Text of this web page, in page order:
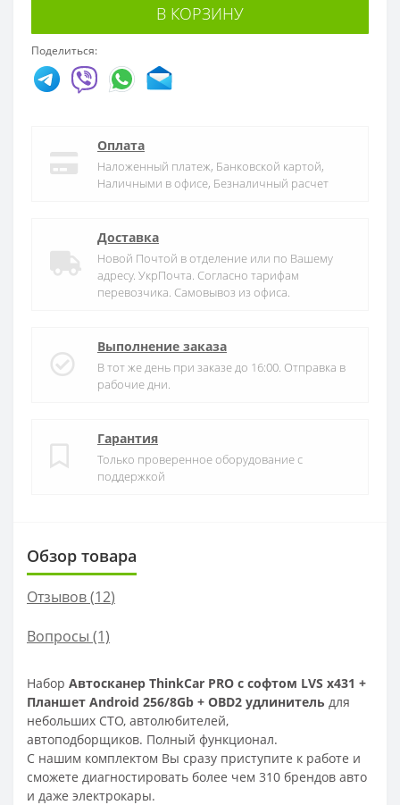
В КОРЗИНУ
Поделиться:
Оплата
Наложенный платеж, Банковской картой,
Наличными в офисе, Безналичный расчет
Доставка
Новой Почтой в отделение или по Вашему
адресу. УкрПочта. Согласно тарифам
перевозчика. Самовывоз из офиса.
Выполнение заказа
В тот же день при заказе до 16:00. Отправка в
рабочие дни.
Гарантия
Только проверенное оборудование с
поддержкой
Обзор товара
Отзывов (12)
Вопросы (1)
Набор Автосканер ThinkCar PRO c софтом LVS x431 +
Планшет Android 256/8Gb + OBD2 удлинитель для
небольших СТО, автолюбителей,
автоподборщиков. Полный функционал.
С нашим комплектом Вы сразу приступите к работе и
сможете диагностировать более чем 310 брендов авто
и даже электрокары.